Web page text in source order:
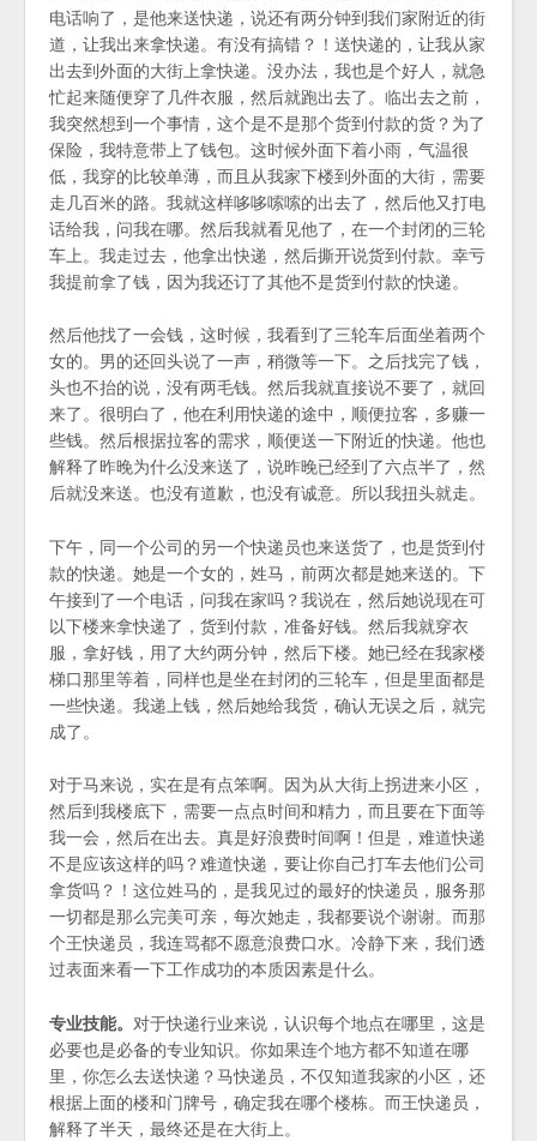
电话响了，是他来送快递，说还有两分钟到我们家附近的街
道，让我出来拿快递。有没有搞错？！送快递的，让我从家
出去到外面的大街上拿快递。没办法，我也是个好人，就急
忙起来随便穿了几件衣服，然后就跑出去了。临出去之前，
我突然想到一个事情，这个是不是那个货到付款的货？为了
保险，我特意带上了钱包。这时候外面下着小雨，气温很
低，我穿的比较单薄，而且从我家下楼到外面的大街，需要
走几百米的路。我就这样哆哆嗦嗦的出去了，然后他又打电
话给我，问我在哪。然后我就看见他了，在一个封闭的三轮
车上。我走过去，他拿出快递，然后撕开说货到付款。幸亏
我提前拿了钱，因为我还订了其他不是货到付款的快递。
然后他找了一会钱，这时候，我看到了三轮车后面坐着两个
女的。男的还回头说了一声，稍微等一下。之后找完了钱，
头也不抬的说，没有两毛钱。然后我就直接说不要了，就回
来了。很明白了，他在利用快递的途中，顺便拉客，多赚一
些钱。然后根据拉客的需求，顺便送一下附近的快递。他也
解释了昨晚为什么没来送了，说昨晚已经到了六点半了，然
后就没来送。也没有道歉，也没有诚意。所以我扭头就走。
下午，同一个公司的另一个快递员也来送货了，也是货到付
款的快递。她是一个女的，姓马，前两次都是她来送的。下
午接到了一个电话，问我在家吗？我说在，然后她说现在可
以下楼来拿快递了，货到付款，准备好钱。然后我就穿衣
服，拿好钱，用了大约两分钟，然后下楼。她已经在我家楼
梯口那里等着，同样也是坐在封闭的三轮车，但是里面都是
一些快递。我递上钱，然后她给我货，确认无误之后，就完
成了。
对于马来说，实在是有点笨啊。因为从大街上拐进来小区，
然后到我楼底下，需要一点点时间和精力，而且要在下面等
我一会，然后在出去。真是好浪费时间啊！但是，难道快递
不是应该这样的吗？难道快递，要让你自己打车去他们公司
拿货吗？！这位姓马的，是我见过的最好的快递员，服务那
一切都是那么完美可亲，每次她走，我都要说个谢谢。而那
个王快递员，我连骂都不愿意浪费口水。冷静下来，我们透
过表面来看一下工作成功的本质因素是什么。
专业技能。 对于快递行业来说，认识每个地点在哪里，这是
必要也是必备的专业知识。你如果连个地方都不知道在哪
里，你怎么去送快递？马快递员，不仅知道我家的小区，还
根据上面的楼和门牌号，确定我在哪个楼栋。而王快递员，
解释了半天，最终还是在大街上。